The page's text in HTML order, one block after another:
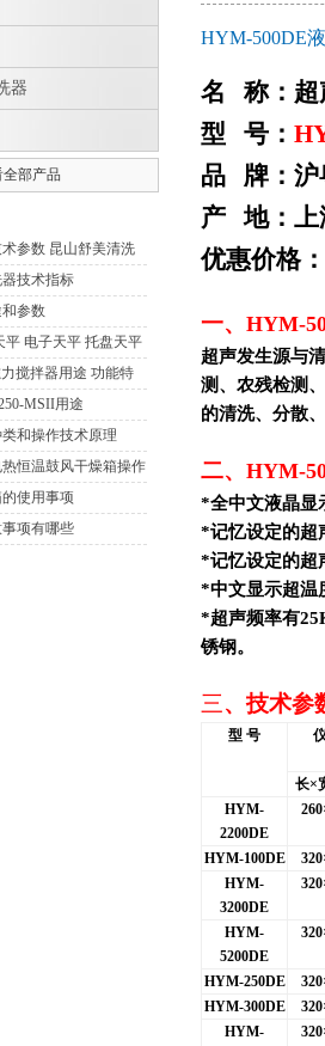
器
全部产品
参数 昆山舒美清洗
技术指标
参数
平 电子天平 托盘天平
扭力天平 液体比重天
酸度计 电导率仪 溶氧
水份测定仪 电极 浓
搅拌器用途 功能特
MSII用途
和操作技术原理
恒温鼓风干燥箱操作
使用事项
项有哪些
HYM-500DE
名 称：超
型 号：
品 牌：沪
产 地：上
优惠价格
一、 HYM-
超声发生源与
测、农残检测
的清洗、分散
二、 HYM-
*全中文液晶显
*记忆设定的超
*记忆设定的超
*中文显示超温
*超声频率有
锈钢。
三、技术参
型 号
长×
HYM-
2200DE
260
HYM-100DE 320
HYM-
3200DE
320
HYM-
5200DE
320
HYM-250DE 320
HYM-300DE
320
HYM-
320